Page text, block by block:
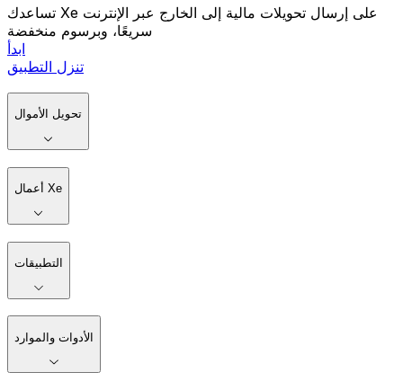
تساعدك Xe على إرسال تحويلات مالية إلى الخارج عبر الإنترنت
سريعًا، وبرسوم منخفضة
ابدأ
تنزل التطبيق
تحويل الأموال
أعمال Xe
التطبيقات
الأدوات والموارد